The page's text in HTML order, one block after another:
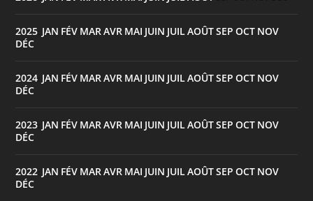
2025 JAN FÉV MARAVR MAI JUIN JUILAOÛTSEP OCT NOV
DÉC
2024 JAN FÉV MARAVR MAI JUIN JUILAOÛTSEP OCT NOV
DÉC
2023 JAN FÉV MARAVR MAI JUIN JUILAOÛTSEP OCT NOV
DÉC
2022 JAN FÉV MARAVR MAI JUIN JUILAOÛTSEP OCT NOV
DÉC